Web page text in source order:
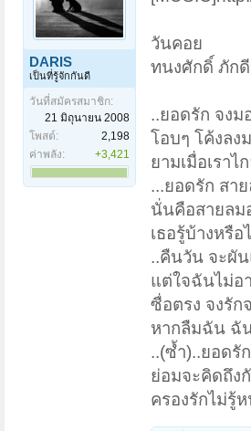
DARIS
เป็นที่รู้จักกันดี
วันที่สมัครสมาชิก:
21 มิถุนายน 2008
โพสต์:
2,198
ค่าพลัง:
+3,421
วันคอย
ทนงศักดิ์ ภักดี
..ยอดรัก จง
โอบๆ โค้งล
ยามเมื่อเรา
...ยอดรัก สา
นั่นคือสายลม
เธอรู้บ้างหรื
..คืนวัน จะผั
แต่ใจฉันไม่อ
ซื่อตรง จงรั
หากลืมฉัน ฉั
..(ซ้ำ)..ยอดรั
ย่อมจะคิดถึง
ครองรักไม่รู้